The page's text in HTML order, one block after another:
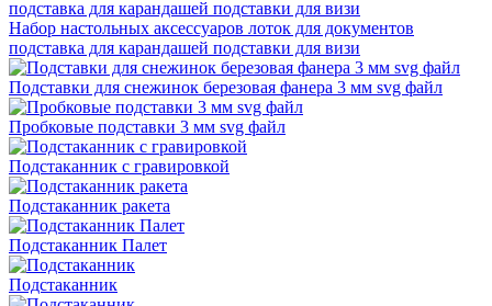
Набор настольных аксессуаров лоток для документов
подставка для карандашей подставки для визи
Подставки для снежинок березовая фанера 3 мм svg файл
Пробковые подставки 3 мм svg файл
Подстаканник с гравировкой
Подстаканник ракета
Подстаканник Палет
Подстаканник